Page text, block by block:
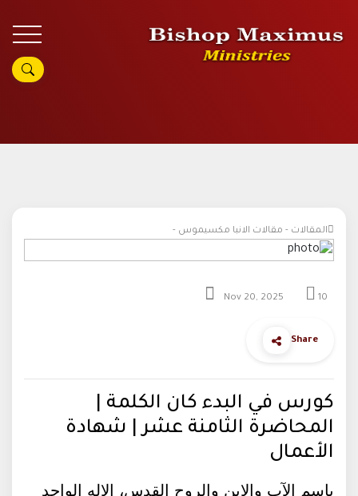
المقالات - مقالات الانبا مكسيموس -
Nov 20, 2025 10
Share
كورس في البدء كان الكلمة |
المحاضرة الثامنة عشر | شهادة
الأعمال
باسم الآب والابن والروح القدس، الإله الواحد